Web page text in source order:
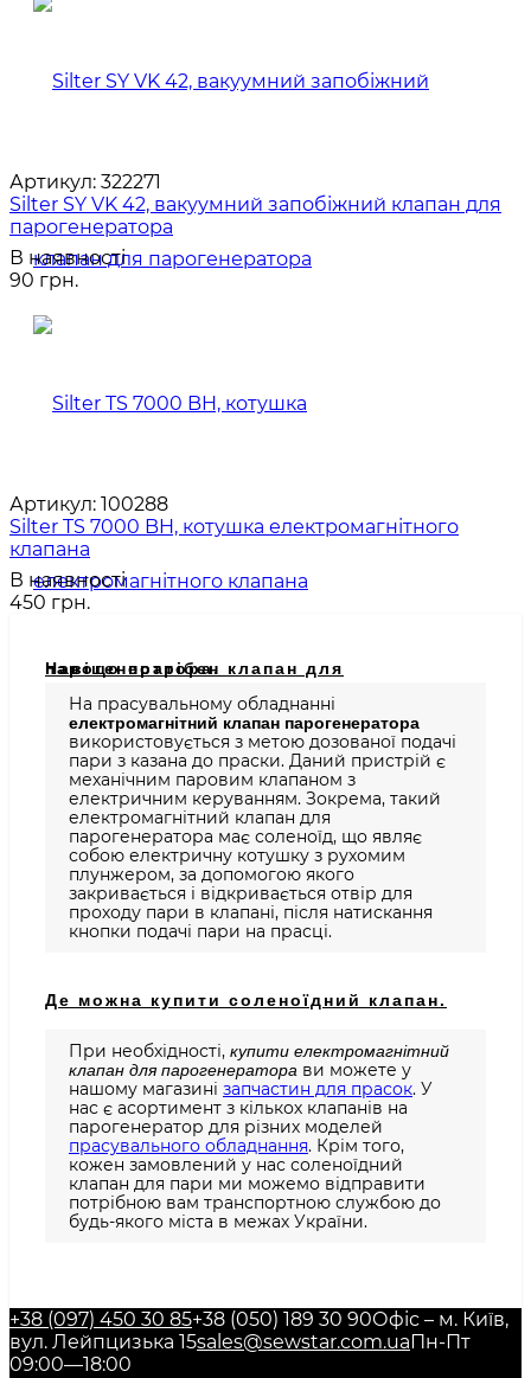
Артикул: 322271
Silter SY VK 42, вакуумний запобіжний клапан для
парогенератора
В наявності
90 грн.
Артикул: 100288
Silter TS 7000 BH, котушка електромагнітного
клапана
В наявності
450 грн.
Навіщо потрібен клапан для парогенератора.
На прасувальному обладнанні
електромагнітний клапан парогенератора
використовується з метою дозованої подачі
пари з казана до праски. Даний пристрій є
механічним паровим клапаном з
електричним керуванням. Зокрема, такий
електромагнітний клапан для
парогенератора має соленоїд, що являє
собою електричну котушку з рухомим
плунжером, за допомогою якого
закривається і відкривається отвір для
проходу пари в клапані, після натискання
кнопки подачі пари на прасці.
Де можна купити соленоїдний клапан.
При необхідності, купити електромагнітний
клапан для парогенератора ви можете у
нашому магазині запчастин для прасок. У
нас є асортимент з кількох клапанів на
парогенератор для різних моделей
прасувального обладнання. Крім того,
кожен замовлений у нас соленоїдний
клапан для пари ми можемо відправити
потрібною вам транспортною службою до
будь-якого міста в межах України.
+38 (097) 450 30 85+38 (050) 189 30 90Офіс – м. Київ,
вул. Лейпцизька 15sales@sewstar.com.uaПн-Пт
09:00—18:00